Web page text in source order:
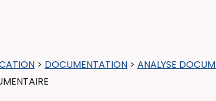
> DOCUMENTATION > ANALYSE